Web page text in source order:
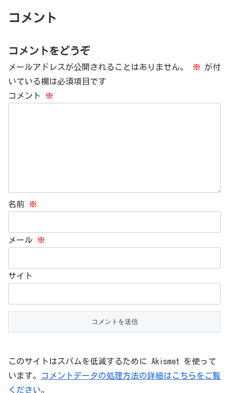
コメント
コメントをどうぞ
メールアドレスが公開されることはありません。 ※ が付
いている欄は必須項目です
コメント
※
名前 ※
メール ※
サイト
このサイトはスパムを低減するために Akismet を使って
います。
コメントデータの処理方法の詳細はこちらをご覧
ください。